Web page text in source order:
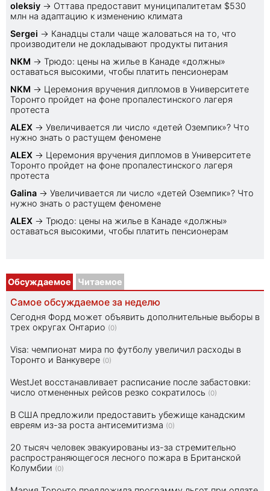
oleksiy → Оттава предоставит муниципалитетам $530
млн на адаптацию к изменению климата
Sеrgei → Канадцы стали чаще жаловаться на то, что
производители не докладывают продукты питания
NKM → Трюдо: цены на жилье в Канаде «должны»
оставаться высокими, чтобы платить пенсионерам
NKM → Церемония вручения дипломов в Университете
Торонто пройдет на фоне пропалестинского лагеря
протеста
ALEX → Увеличивается ли число «детей Оземпик»? Что
нужно знать о растущем феномене
ALEX → Церемония вручения дипломов в Университете
Торонто пройдет на фоне пропалестинского лагеря
протеста
Galina → Увеличивается ли число «детей Оземпик»? Что
нужно знать о растущем феномене
ALEX → Трюдо: цены на жилье в Канаде «должны»
оставаться высокими, чтобы платить пенсионерам
Обсуждаемое Читаемое
Самое обсуждаемое за неделю
Сегодня Форд может объявить дополнительные выборы в
трех округах Онтарио (0)
Visa: чемпионат мира по футболу увеличил расходы в
Торонто и Ванкувере (0)
WestJet восстанавливает расписание после забастовки:
число отмененных рейсов резко сократилось (0)
В США предложили предоставить убежище канадским
евреям из-за роста антисемитизма (0)
20 тысяч человек эвакуированы из-за стремительно
распространяющегося лесного пожара в Британской
Колумбии (0)